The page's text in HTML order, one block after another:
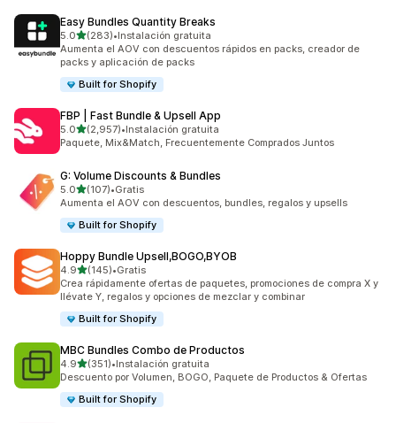
Easy Bundles Quantity Breaks
5.0de 5 estrellas
(283)
283 reseñas en total
•Instalación gratuita
Aumenta el AOV con descuentos rápidos en packs, creador de
packs y aplicación de packs
Built for Shopify
FBP | Fast Bundle & Upsell App
5.0de 5 estrellas
(2,957)
2957 reseñas en total
•Instalación gratuita
Paquete, Mix&Match, Frecuentemente Comprados Juntos
G: Volume Discounts & Bundles
5.0de 5 estrellas
(107)
107 reseñas en total
•Gratis
Aumenta el AOV con descuentos, bundles, regalos y upsells
Built for Shopify
Hoppy Bundle Upsell,BOGO,BYOB
4.9de 5 estrellas
(145)
145 reseñas en total
•Gratis
Crea rápidamente ofertas de paquetes, promociones de compra X y
llévate Y, regalos y opciones de mezclar y combinar
Built for Shopify
MBC Bundles Combo de Productos
4.9de 5 estrellas
(351)
351 reseñas en total
•Instalación gratuita
Descuento por Volumen, BOGO, Paquete de Productos & Ofertas
Built for Shopify